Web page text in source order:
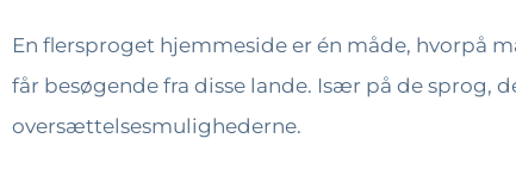
En flersproget hjemmeside er én måde, hvorpå
får besøgende fra disse lande. Især på de sprog,
oversættelsesmulighederne.